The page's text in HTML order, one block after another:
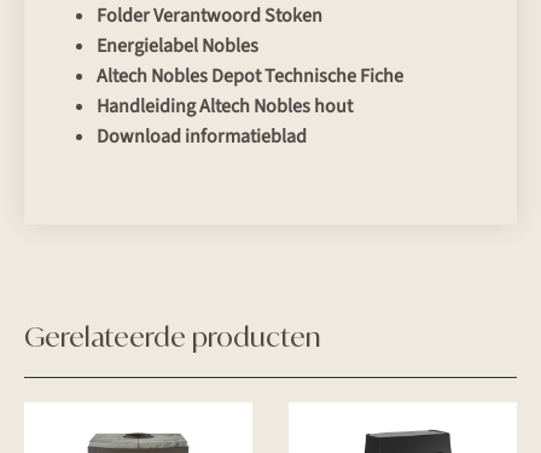
Folder Verantwoord Stoken
Energielabel Nobles
Altech Nobles Depot Technische Fiche
Handleiding Altech Nobles hout
Download informatieblad
Gerelateerde producten